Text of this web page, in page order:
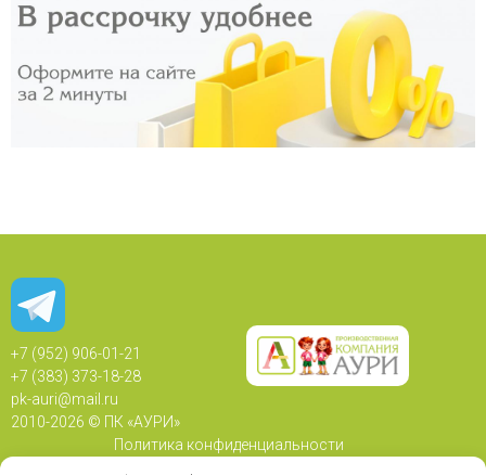
+7 (952) 906-01-21
+7 (383) 373-18-28
pk-auri@mail.ru
2010-2026 © ПК «АУРИ»
Политика конфиденциальности